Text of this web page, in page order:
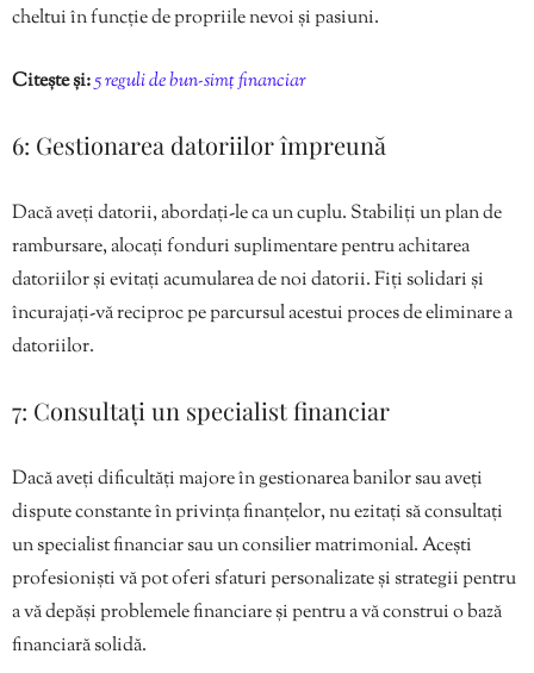
cheltui în funcție de propriile nevoi și pasiuni.
Citește și:5 reguli de bun-simț financiar
6: Gestionarea datoriilor împreună
Dacă aveți datorii, abordați-le ca un cuplu. Stabiliți un plan de
rambursare, alocați fonduri suplimentare pentru achitarea
datoriilor și evitați acumularea de noi datorii. Fiți solidari și
încurajați-vă reciproc pe parcursul acestui proces de eliminare a
datoriilor.
7: Consultați un specialist financiar
Dacă aveți dificultăți majore în gestionarea banilor sau aveți
dispute constante în privința finanțelor, nu ezitați să consultați
un specialist financiar sau un consilier matrimonial. Acești
profesioniști vă pot oferi sfaturi personalizate și strategii pentru
a vă depăși problemele financiare și pentru a vă construi o bază
financiară solidă.